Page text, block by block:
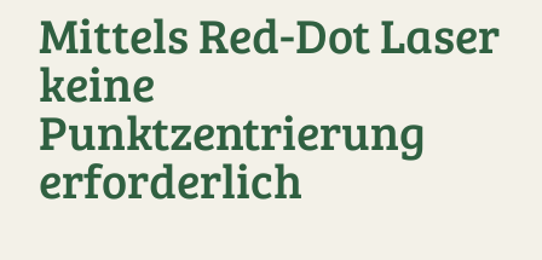
Mittels Red-Dot Laser
keine
Punktzentrierung
erforderlich